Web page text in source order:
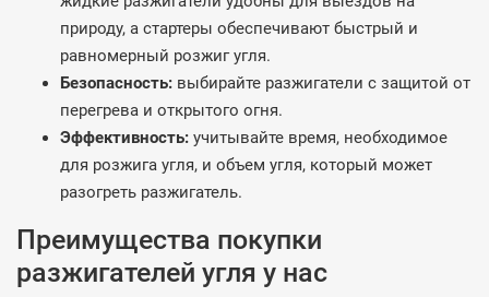
природу, а стартеры обеспечивают быстрый и
равномерный розжиг угля.
Безопасность: выбирайте разжигатели с защитой от
перегрева и открытого огня.
Эффективность: учитывайте время, необходимое
для розжига угля, и объем угля, который может
разогреть разжигатель.
Преимущества покупки
разжигателей угля у нас